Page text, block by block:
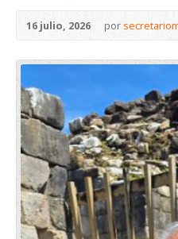
16 julio, 2026 por